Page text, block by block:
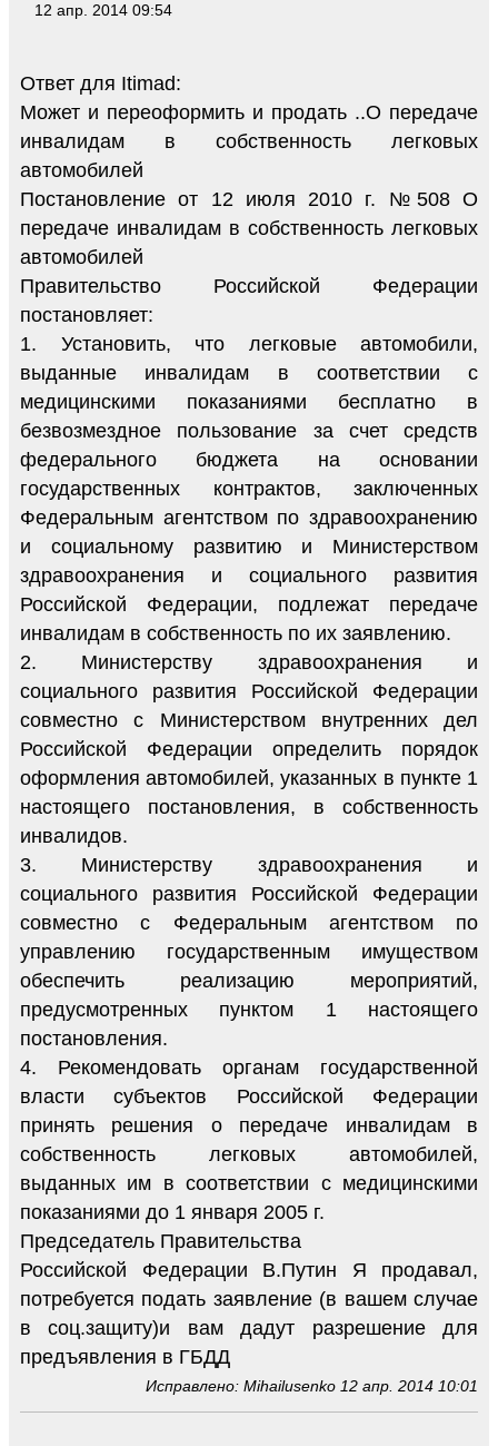
12 апр. 2014 09:54
Ответ для Itimad:
Может и переоформить и продать ..О передаче
инвалидам в собственность легковых
автомобилей
Постановление от 12 июля 2010 г. №508 О
передаче инвалидам в собственность легковых
автомобилей
Правительство Российской Федерации
постановляет:
1. Установить, что легковые автомобили,
выданные инвалидам в соответствии с
медицинскими показаниями бесплатно в
безвозмездное пользование за счет средств
федерального бюджета на основании
государственных контрактов, заключенных
Федеральным агентством по здравоохранению
и социальному развитию и Министерством
здравоохранения и социального развития
Российской Федерации, подлежат передаче
инвалидам в собственность по их заявлению.
2. Министерству здравоохранения и
социального развития Российской Федерации
совместно с Министерством внутренних дел
Российской Федерации определить порядок
оформления автомобилей, указанных в пункте 1
настоящего постановления, в собственность
инвалидов.
3. Министерству здравоохранения и
социального развития Российской Федерации
совместно с Федеральным агентством по
управлению государственным имуществом
обеспечить реализацию мероприятий,
предусмотренных пунктом 1 настоящего
постановления.
4. Рекомендовать органам государственной
власти субъектов Российской Федерации
принять решения о передаче инвалидам в
собственность легковых автомобилей,
выданных им в соответствии с медицинскими
показаниями до 1 января 2005 г.
Председатель Правительства
Российской Федерации В.Путин Я продавал,
потребуется подать заявление (в вашем случае
в соц.защиту)и вам дадут разрешение для
предъявления в ГБДД
Исправлено: Mihailusenko 12 апр. 2014 10:01